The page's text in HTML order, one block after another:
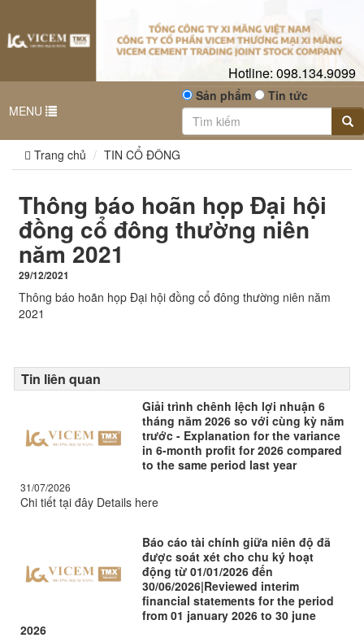
Hotline:098.134.9099
MENU
Sản phẩm Tin tức
Trang chủ TIN CỔ ĐÔNG
Thông báo hoãn họp Đại hội
đồng cổ đông thường niên
năm 2021
29/12/2021
Thông báo hoãn họp Đại hội đồng cổ đông thường niên năm
2021
Tin liên quan
Giải trình chênh lệch lợi nhuận 6
tháng năm 2026 so với cùng kỳ năm
trước - Explanation for the variance
in 6-month profit for 2026 compared
to the same period last year
31/07/2026
Chi tiết tại đây Details here
Báo cáo tài chính giữa niên độ đã
được soát xét cho chu ký hoạt
động từ 01/01/2026 đến
30/06/2026|Reviewed interim
financial statements for the period
from 01 january 2026 to 30 june
2026